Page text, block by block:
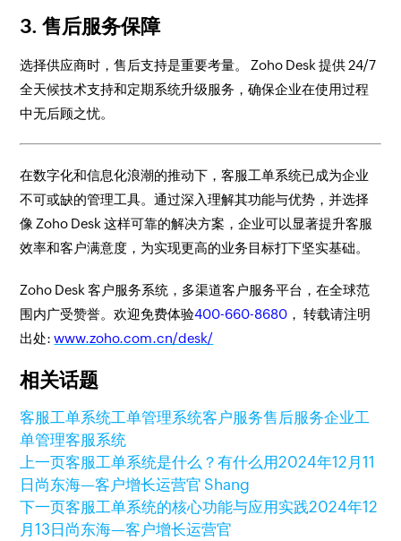
3. 售后服务保障
选择供应商时，售后支持是重要考量。 Zoho Desk 提供 24/7
全天候技术支持和定期系统升级服务，确保企业在使用过程
中无后顾之忧。
在数字化和信息化浪潮的推动下，客服工单系统已成为企业
不可或缺的管理工具。通过深入理解其功能与优势，并选择
像 Zoho Desk 这样可靠的解决方案，企业可以显著提升客服
效率和客户满意度，为实现更高的业务目标打下坚实基础。
Zoho Desk 客户服务系统，多渠道客户服务平台，在全球范
围内广受赞誉。欢迎免费体验400-660-8680 ， 转载请注明
出处:www.zoho.com.cn/desk/
相关话题
客服工单系统工单管理系统客户服务售后服务企业工
单管理客服系统
上一页客服工单系统是什么？有什么用2024年12月11
日 尚东海—客户增长运营官 Shang
下一页客服工单系统的核心功能与应用实践2024年12
月13日 尚东海—客户增长运营官